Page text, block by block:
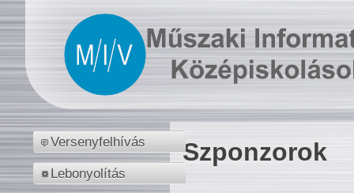
Versenyfelhívás
Lebonyolítás
Szponzorok